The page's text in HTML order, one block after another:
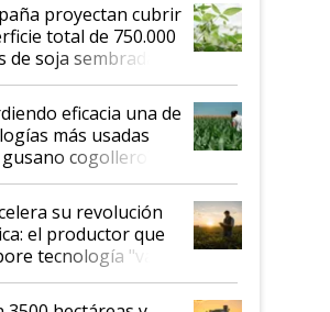
proyectan cubrir
total de 750.000
de soja sembradas
generación de
que marcan un
en genética y
eficacia una de
más usadas
cogollero? El
una tecnología clave
su revolución
el productor que
tecnología "va a
tren"